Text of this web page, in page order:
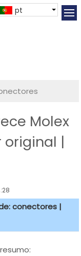
pt
Molex
original |
conectores |